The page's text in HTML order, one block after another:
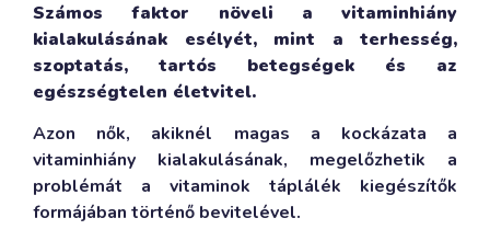
Számos faktor növeli a vitaminhiány
kialakulásának esélyét, mint a terhesség,
szoptatás, tartós betegségek és az
egészségtelen életvitel.
Azon nők, akiknél magas a kockázata a
vitaminhiány kialakulásának, megelőzhetik a
problémát a vitaminok táplálék kiegészítők
formájában történő bevitelével.